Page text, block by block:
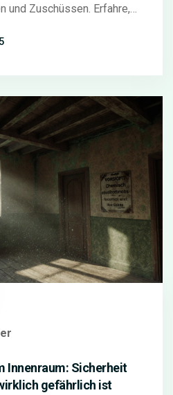
und Zuschüssen. Erfahre,
Innenraum: Sicherheit
gefährlich ist